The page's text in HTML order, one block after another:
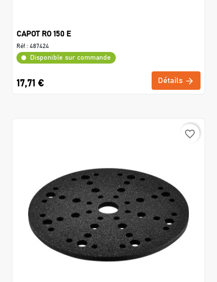
CAPOT RO 150 E
Réf : 487424
Disponible sur commande
17,71 € Détails
favorite_border